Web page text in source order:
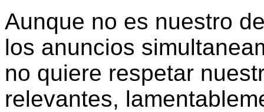
Aunque no es nuestro
los anuncios
no quiere respetar
relevantes,